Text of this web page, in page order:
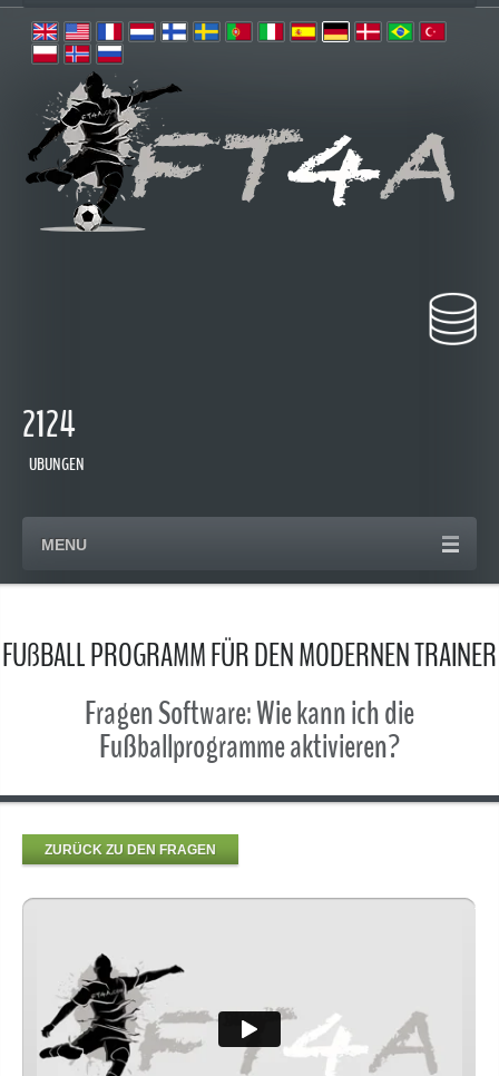
2124
UBUNGEN
MENU
FUßBALL PROGRAMM FÜR DEN MODERNEN TRAINER
Fragen Software: Wie kann ich die
Fußballprogramme aktivieren?
ZURÜCK ZU DEN FRAGEN